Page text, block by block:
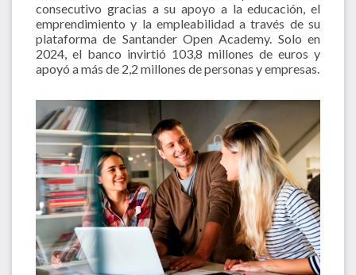
consecutivo gracias a su apoyo a la educación, el
emprendimiento y la empleabilidad a través de su
plataforma de Santander Open Academy. Solo en
2024, el banco invirtió 103,8 millones de euros y
apoyó a más de 2,2 millones de personas y empresas.